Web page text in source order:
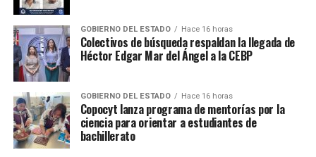
GOBIERNO DEL ESTADO Hace 16 horas
Colectivos de búsqueda respaldan la llegada de
Héctor Edgar Mar del Ángel a la CEBP
GOBIERNO DEL ESTADO Hace 16 horas
Copocyt lanza programa de mentorías por la
ciencia para orientar a estudiantes de
bachillerato